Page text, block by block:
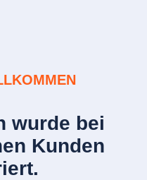
wurde bei
Kunden